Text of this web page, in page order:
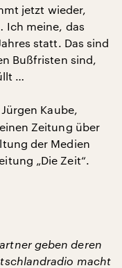
jetzt wieder,
Ich meine, das
statt. Das sind
Bußfristen sind,
…
Kaube,
Zeitung über
der Medien
„Die Zeit“.
geben deren
macht